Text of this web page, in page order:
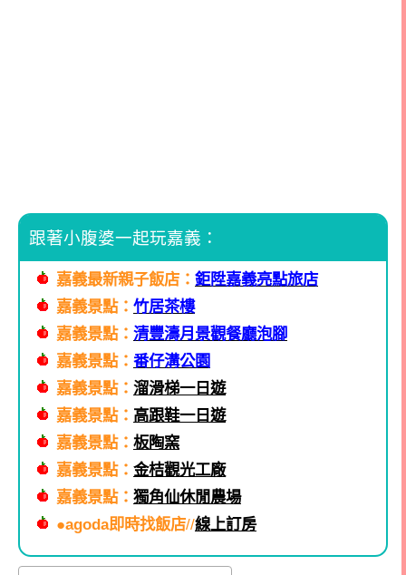
跟著小腹婆一起玩嘉義：
嘉義最新親子飯店： 鉅陞嘉義亮點旅店
嘉義景點： 竹居茶樓
嘉義景點： 清豐濤月景觀餐廳泡腳
嘉義景點： 番仔溝公園
嘉義景點： 溜滑梯一日遊
嘉義景點： 高跟鞋一日遊
嘉義景點： 板陶窯
嘉義景點： 金桔觀光工廠
嘉義景點： 獨角仙休閒農場
●agoda即時找飯店//線上訂房